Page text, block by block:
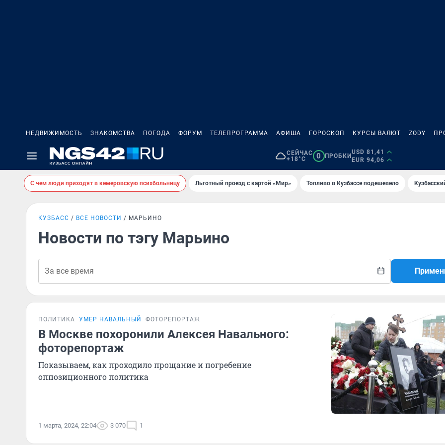
НЕДВИЖИМОСТЬ ЗНАКОМСТВА ПОГОДА ФОРУМ ТЕЛЕПРОГРАММА АФИША ГОРОСКОП КУРСЫ ВАЛЮТ ZODY
СЕЙЧАС
+18°C
0 ПРОБКИ
USD 81,41
EUR 94,06
С чем люди приходят в кемеровскую психбольницу Льготный проезд с картой «Мир» Топливо в Кузбассе подешевело
КУЗБАСС ВСЕ НОВОСТИ МАРЬИНО
Новости по тэгу Марьино
ПОЛИТИКА УМЕР НАВАЛЬНЫЙ ФОТОРЕПОРТАЖ
В Москве похоронили Алексея Навального:
фоторепортаж
Показываем, как проходило прощание и погребение
оппозиционного политика
1 марта, 2024, 22:04 3 070 1